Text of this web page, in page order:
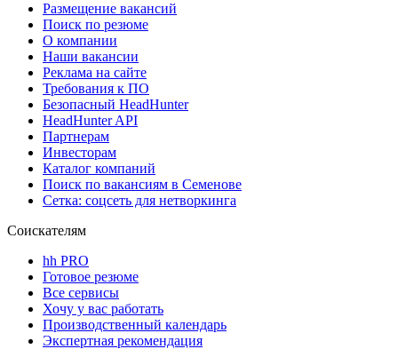
Размещение вакансий
Поиск по резюме
О компании
Наши вакансии
Реклама на сайте
Требования к ПО
Безопасный HeadHunter
HeadHunter API
Партнерам
Инвесторам
Каталог компаний
Поиск по вакансиям в Семенове
Сетка: соцсеть для нетворкинга
Соискателям
hh PRO
Готовое резюме
Все сервисы
Хочу у вас работать
Производственный календарь
Экспертная рекомендация